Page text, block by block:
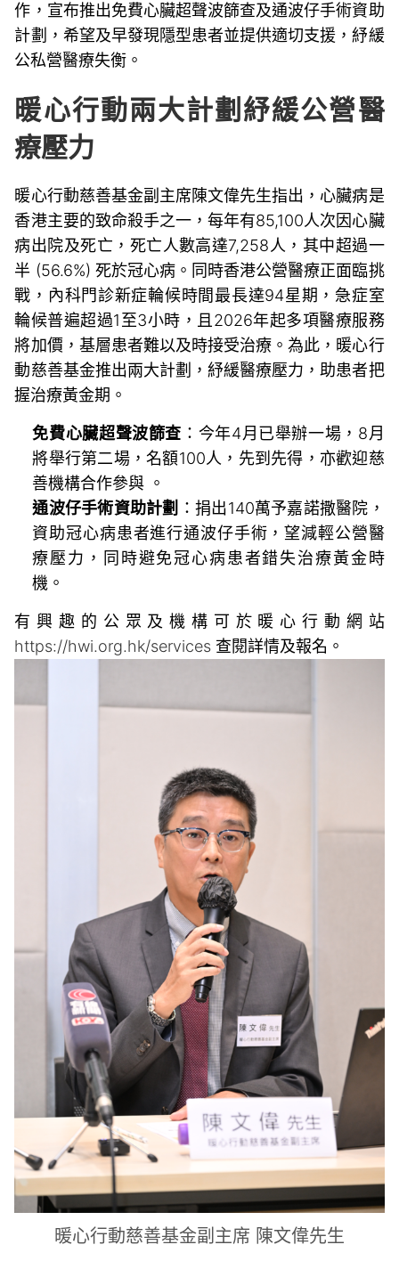
作，宣布推出免費心臟超聲波篩查及通波仔手術資助
計劃，希望及早發現隱型患者並提供適切支援，紓緩
公私營醫療失衡。
暖心行動兩大計劃紓緩公營醫
療壓力
暖心行動慈善基金副主席陳文偉先生指出，心臟病是
香港主要的致命殺手之一，每年有85,100人次因心臟
病出院及死亡，死亡人數高達7,258人，其中超過一
半 (56.6%) 死於冠心病。同時香港公營醫療正面臨挑
戰，內科門診新症輪候時間最長達94星期，急症室
輪候普遍超過1至3小時，且2026年起多項醫療服務
將加價，基層患者難以及時接受治療。為此，暖心行
動慈善基金推出兩大計劃，紓緩醫療壓力，助患者把
握治療黃金期。
免費心臟超聲波篩查 ：今年4月已舉辦一場，8月
將舉行第二場，名額100人，先到先得，亦歡迎慈
善機構合作參與 。
通波仔手術資助計劃 ：捐出140萬予嘉諾撒醫院，
資助冠心病患者進行通波仔手術，望減輕公營醫
療壓力，同時避免冠心病患者錯失治療黃金時
機。
有興趣的公眾及機構可於暖心行動網站
https://hwi.org.hk/services 查閱詳情及報名。
暖心行動慈善基金副主席 陳文偉先生